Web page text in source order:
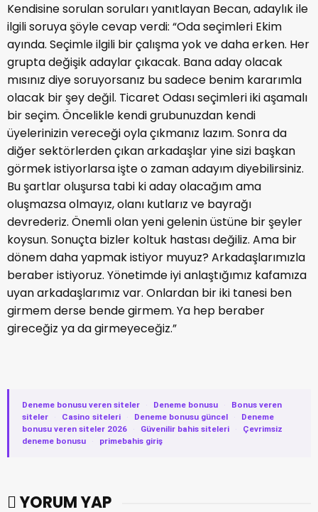
Kendisine sorulan soruları yanıtlayan Becan, adaylık ile
ilgili soruya şöyle cevap verdi: “Oda seçimleri Ekim
ayında. Seçimle ilgili bir çalışma yok ve daha erken. Her
grupta değişik adaylar çıkacak. Bana aday olacak
mısınız diye soruyorsanız bu sadece benim kararımla
olacak bir şey değil. Ticaret Odası seçimleri iki aşamalı
bir seçim. Öncelikle kendi grubunuzdan kendi
üyelerinizin vereceği oyla çıkmanız lazım. Sonra da
diğer sektörlerden çıkan arkadaşlar yine sizi başkan
görmek istiyorlarsa işte o zaman adayım diyebilirsiniz.
Bu şartlar oluşursa tabi ki aday olacağım ama
oluşmazsa olmayız, olanı kutlarız ve bayrağı
devrederiz. Önemli olan yeni gelenin üstüne bir şeyler
koysun. Sonuçta bizler koltuk hastası değiliz. Ama bir
dönem daha yapmak istiyor muyuz? Arkadaşlarımızla
beraber istiyoruz. Yönetimde iyi anlaştığımız kafamıza
uyan arkadaşlarımız var. Onlardan bir iki tanesi ben
girmem derse bende girmem. Ya hep beraber
gireceğiz ya da girmeyeceğiz.”
Deneme bonusu veren siteler · Deneme bonusu ·
Bonus veren
siteler
· Casino siteleri · Deneme bonusu güncel ·
Deneme
bonusu veren siteler 2026
· Güvenilir bahis siteleri ·
Çevrimsiz
deneme bonusu
· primebahis giriş
YORUM YAP